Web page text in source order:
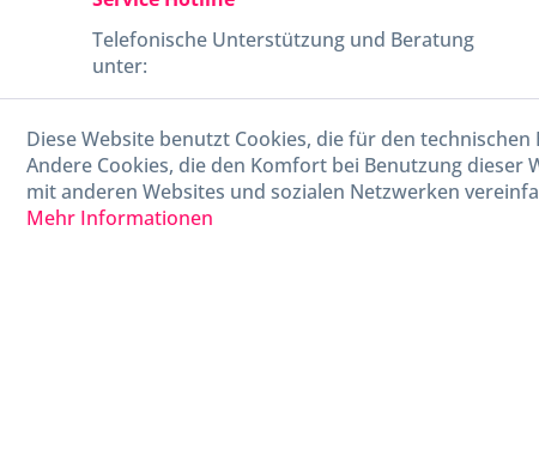
Telefonische Unterstützung und Beratung
unter:
040-880 99 770
Mo-Fr, 09:00 - 15:00 Uhr
Diese Website benutzt Cookies, die für den
Andere Cookies, die den Komfort bei Benutzung
mit anderen Websites und sozialen Netzwerken
Mehr Informationen